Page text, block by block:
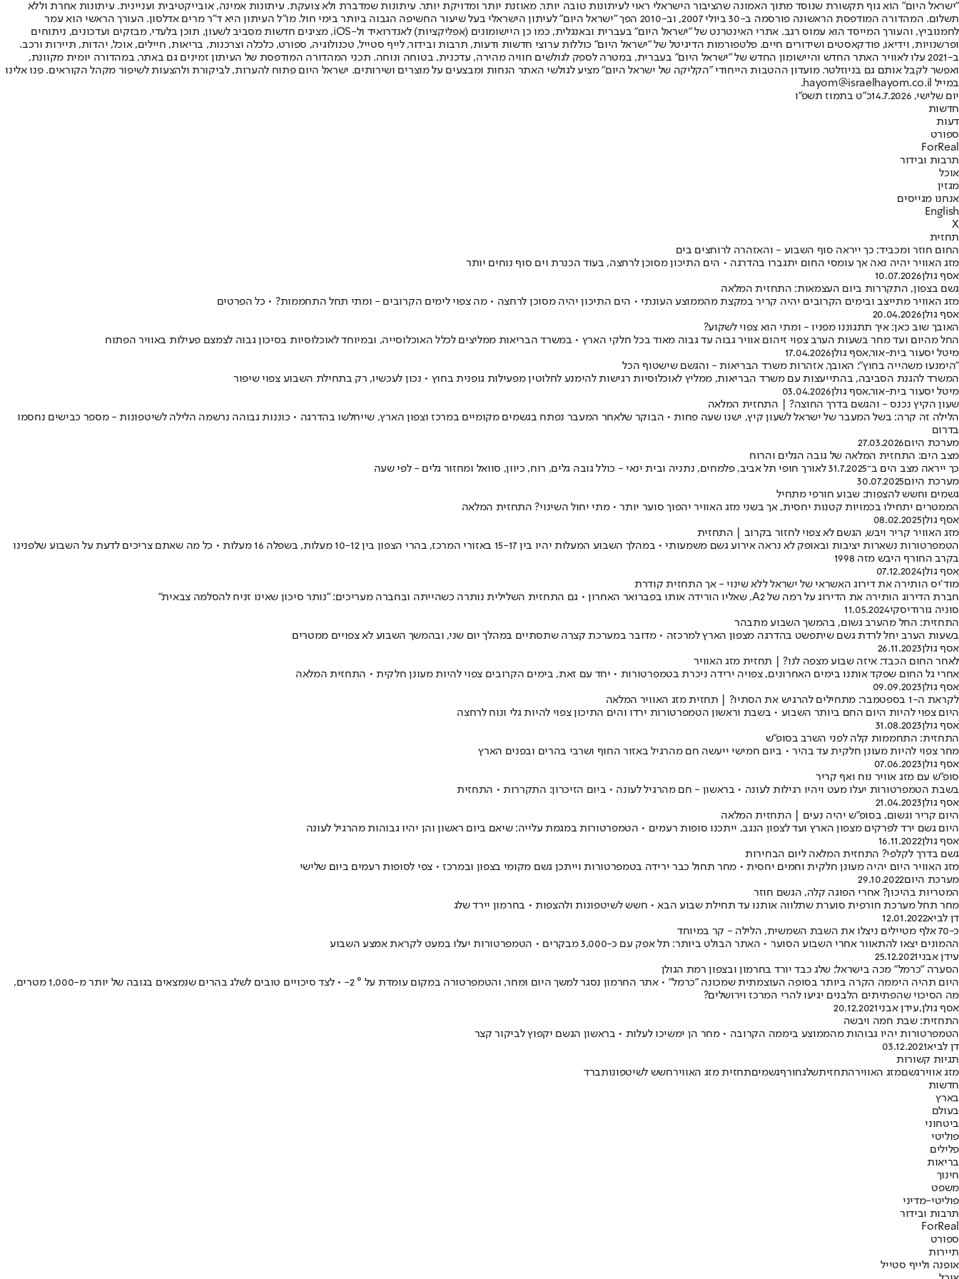
"ישראל היום" הוא גוף תקשורת שנוסד מתוך האמונה שהציבור הישראלי ראוי לעיתונות טובה יותר, מאוזנת יותר ומדויקת יותר. עיתונות שמדברת ולא צועקת. עיתונות אמינה, אובייקטיבית ועניינית. עיתונות אחרת וללא
תשלום. המהדורה המודפסת הראשונה פורסמה ב-30 ביולי 2007, וב-2010 הפך "ישראל היום" לעיתון הישראלי בעל שיעור החשיפה הגבוה ביותר בימי חול. מו"ל העיתון היא ד"ר מרים אדלסון. העורך הראשי הוא עמר
לחמנוביץ, והעורך המייסד הוא עמוס רגב. אתרי האינטרנט של "ישראל היום" בעברית ובאנגלית, כמו כן היישומונים (אפליקציות) לאנדרואיד ול-iOS, מציגים חדשות מסביב לשעון, תוכן בלעדי, מבזקים ועדכונים, ניתוחים
ופרשנויות, וידיאו, פודקאסטים ושידורים חיים. פלטפורמות הדיגיטל של "ישראל היום" כוללות ערוצי חדשות ודעות, תרבות ובידור, לייף סטייל, טכנולוגיה, ספורט, כלכלה וצרכנות, בריאות, חיילים, אוכל, יהדות, תיירות ורכב.
ב-2021 עלו לאוויר האתר החדש והיישומון החדש של "ישראל היום" בעברית, במטרה לספק לגולשים חוויה מהירה, עדכנית, בטוחה ונוחה. תכני המהדורה המודפסת של העיתון זמינים גם באתר, במהדורה יומית מקוונת,
ואפשר לקבל אותם גם בניוזלטר. מועדון ההטבות הייחודי "הקליקה של ישראל היום" מציע לגולשי האתר הנחות ומבצעים על מוצרים ושירותים. ישראל היום פתוח להערות, לביקורת ולהצעות לשיפור מקהל הקוראים. פנו אלינו
במייל hayom@israelhayom.co.il.
יום שלישי, 14.7.2026
כ"ט בתמוז תשפ"ו
חדשות
דעות
ספורט
ForReal
תרבות ובידור
אוכל
מגזין
אנחנו מגייסים
English
X
תחזית
החום חוזר ומכביד: כך ייראה סוף השבוע - והאזהרה לרוחצים בים
מזג האוויר יהיה נאה אך עומסי החום יתגברו בהדרגה • הים התיכון מסוכן לרחצה, בעוד הכנרת וים סוף נוחים יותר
אסף גולן10.07.2026
גשם בצפון, התקררות ביום העצמאות: התחזית המלאה
מזג האוויר מתייצב ובימים הקרובים יהיה קריר במקצת מהממוצע העונתי • הים התיכון יהיה מסוכן לרחצה • מה צפוי לימים הקרובים - ומתי תחל התחממות? • כל הפרטים
אסף גולן20.04.2026
האובך שוב כאן: איך תתגוננו מפניו - ומתי הוא צפוי לשקוע?
החל מהיום ועד מחר בשעות הערב צפוי זיהום אוויר גבוה עד גבוה מאוד בכל חלקי הארץ • במשרד הבריאות ממליצים לכלל האוכלוסייה, ובמיוחד לאוכלוסיות בסיכון גבוה לצמצם פעילות באוויר הפתוח
מיטל יסעור בית-אור,אסף גולן17.04.2026
"הימנעו משהייה בחוץ": האובך, אזהרות משרד הבריאות - והגשם שישטוף הכל
המשרד להגנת הסביבה, בהתייעצות עם משרד הבריאות, ממליץ לאוכלוסיות רגישות להימנע לחלוטין מפעילות גופנית בחוץ • נכון לעכשיו, רק בתחילת השבוע צפוי שיפור
מיטל יסעור בית-אור,אסף גולן03.04.2026
שעון הקיץ נכנס - והגשם בדרך החוצה? | התחזית המלאה
הלילה זה קרה: בשל המעבר של ישראל לשעון קיץ, ישנו שעה פחות • הבוקר שלאחר המעבר נפתח בגשמים מקומיים במרכז וצפון הארץ, שייחלשו בהדרגה • כוננות גבוהה נרשמה הלילה לשיטפונות - מספר כבישים נחסמו
בדרום
מערכת היום27.03.2026
מצב הים: התחזית המלאה של גובה הגלים והרוח
כך ייראה מצב הים ב־31.7.2025 לאורך חופי תל אביב, פלמחים, נתניה ובית ינאי - כולל גובה גלים, רוח, כיוון, סוואל ומחזור גלים - לפי שעה
מערכת היום30.07.2025
גשמים וחשש להצפות: שבוע חורפי מתחיל
הממטרים יתחילו בכמויות קטנות יחסית, אך בשני מזג האוויר יהפוך סוער יותר • מתי יחול השינוי? התחזית המלאה
אסף גולן08.02.2025
מזג האוויר קריר ויבש, הגשם לא צפוי לחזור בקרוב | התחזית
הטמפרטורות נשארות יציבות ובאופק לא נראה אירוע גשם משמעותי • במהלך השבוע המעלות יהיו בין 15-17 באזורי המרכז, בהרי הצפון בין 10-12 מעלות, בשפלה 16 מעלות • כל מה שאתם צריכים לדעת על השבוע שלפנינו
בקרב החורף היבש מזה 1998
אסף גולן07.12.2024
מוד׳יס הותירה את דירוג האשראי של ישראל ללא שינוי - אך התחזית קודרת
חברת הדירוג הותירה את הדירוג על רמה של A2, שאליו הורידה אותו בפברואר האחרון • גם התחזית השלילית נותרה כשהייתה ובחברה מעריכים: "נותר סיכון שאינו זניח להסלמה צבאית"
סוניה גורודיסקי11.05.2024
התחזית: החל מהערב גשום, בהמשך השבוע מתבהר
בשעות הערב יחל לרדת גשם שיתפשט בהדרגה מצפון הארץ למרכזה • מדובר במערכת קצרה שתסתיים במהלך יום שני, ובהמשך השבוע לא צפויים ממטרים
אסף גולן26.11.2023
לאחר החום הכבד: איזה שבוע מצפה לנו? | תחזית מזג האוויר
אחרי גל החום שפקד אותנו בימים האחרונים, צפויה ירידה ניכרת בטמפרטורות • יחד עם זאת, בימים הקרובים צפוי להיות מעונן חלקית • התחזית המלאה
אסף גולן09.09.2023
לקראת ה-1 בספטמבר: מתחילים להרגיש את הסתיו? | תחזית מזג האוויר המלאה
היום צפוי להיות היום החם ביותר השבוע • בשבת וראשון הטמפרטורות ירדו והים התיכון צפוי להיות גלי ונוח לרחצה
אסף גולן31.08.2023
התחזית: התחממות קלה לפני השרב בסופ"ש
מחר צפוי להיות מעונן חלקית עד בהיר • ביום חמישי ייעשה חם מהרגיל באזור החוף ושרבי בהרים ובפנים הארץ
אסף גולן07.06.2023
סופ"ש עם מזג אוויר נוח ואף קריר
בשבת הטמפרטורות יעלו מעט ויהיו רגילות לעונה • בראשון - חם מהרגיל לעונה • ביום הזיכרון: התקררות • התחזית
אסף גולן21.04.2023
היום קריר וגשום, בסופ"ש יהיה נעים | התחזית המלאה
היום גשם ירד לפרקים מצפון הארץ ועד לצפון הנגב, ייתכנו סופות רעמים • הטמפרטורות במגמת עלייה: שיאם ביום ראשון והן יהיו גבוהות מהרגיל לעונה
אסף גולן16.11.2022
גשם בדרך לקלפי? התחזית המלאה ליום הבחירות
מזג האוויר היום יהיה מעונן חלקית וחמים יחסית • מחר תחול כבר ירידה בטמפרטורות וייתכן גשם מקומי בצפון ובמרכז • צפי לסופות רעמים ביום שלישי
מערכת היום29.10.2022
המטריות בהיכון? אחרי הפוגה קלה, הגשם חוזר
מחר תחל מערכת חורפית סוערת שתלווה אותנו עד תחילת שבוע הבא • חשש לשיטפונות ולהצפות • בחרמון יירד שלג
דן לביא12.01.2022
כ-70 אלף מטיילים ניצלו את השבת השמשית, הלילה - קר במיוחד
ההמונים יצאו להתאוור אחרי השבוע הסוער • האתר הבולט ביותר: תל אפק עם כ-3,000 מבקרים • הטמפרטורות יעלו במעט לקראת אמצע השבוע
עידן אבני25.12.2021
הסערה "כרמל" מכה בישראל: שלג כבד יורד בחרמון ובצפון רמת הגולן
היום תהיה היממה הקרה ביותר בסופה העוצמתית שמכונה "כרמל" • אתר החרמון נסגר למשך היום ומחר, והטמפרטורה במקום עומדת על ° 2- • לצד סיכויים טובים לשלג בהרים שנמצאים בגובה של יותר מ-1,000 מטרים,
מה הסיכוי שהפתיתים הלבנים יגיעו להרי המרכז וירושלים?
אסף גולן,עידן אבני20.12.2021
התחזית: שבת חמה ויבשה
הטמפרטורות יהיו גבוהות מהממוצע ביממה הקרובה • מחר הן ימשיכו לעלות • בראשון הגשם יקפוץ לביקור קצר
דן לביא03.12.2021
תגיות קשורות
מזג אווירגשםמזג האווירהתחזיתשלגחורףגשמיםתחזית מזג האווירחשש לשיטפונותברד
חדשות
בארץ
בעולם
ביטחוני
פוליטי
פלילים
בריאות
חינוך
משפט
פוליטי-מדיני
תרבות ובידור
ForReal
ספורט
תיירות
אופנה ולייף סטייל